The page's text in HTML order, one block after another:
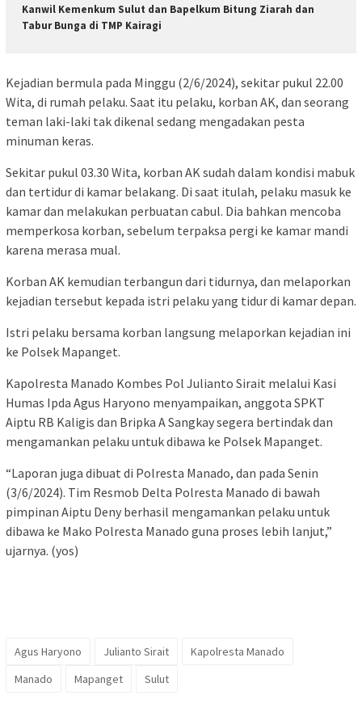
‎Kanwil Kemenkum Sulut dan Bapelkum Bitung Ziarah dan
Tabur Bunga di TMP Kairagi
Kejadian bermula pada Minggu (2/6/2024), sekitar pukul 22.00
Wita, di rumah pelaku. Saat itu pelaku, korban AK, dan seorang
teman laki-laki tak dikenal sedang mengadakan pesta
minuman keras.
Sekitar pukul 03.30 Wita, korban AK sudah dalam kondisi mabuk
dan tertidur di kamar belakang. Di saat itulah, pelaku masuk ke
kamar dan melakukan perbuatan cabul. Dia bahkan mencoba
memperkosa korban, sebelum terpaksa pergi ke kamar mandi
karena merasa mual.
Korban AK kemudian terbangun dari tidurnya, dan melaporkan
kejadian tersebut kepada istri pelaku yang tidur di kamar depan.
Istri pelaku bersama korban langsung melaporkan kejadian ini
ke Polsek Mapanget.
Kapolresta Manado Kombes Pol Julianto Sirait melalui Kasi
Humas Ipda Agus Haryono menyampaikan, anggota SPKT
Aiptu RB Kaligis dan Bripka A Sangkay segera bertindak dan
mengamankan pelaku untuk dibawa ke Polsek Mapanget.
“Laporan juga dibuat di Polresta Manado, dan pada Senin
(3/6/2024). Tim Resmob Delta Polresta Manado di bawah
pimpinan Aiptu Deny berhasil mengamankan pelaku untuk
dibawa ke Mako Polresta Manado guna proses lebih lanjut,”
ujarnya. (yos)
Agus Haryono Julianto Sirait
Kapolresta Manado
Manado
Mapanget Sulut